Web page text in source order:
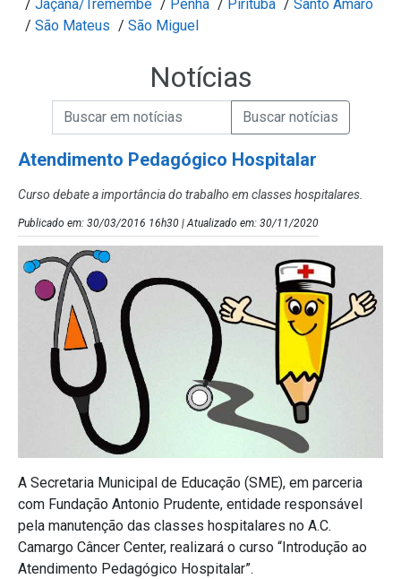
/ Jaçanã/Tremembé / Penha / Pirituba / Santo Amaro
/ São Mateus / São Miguel
Notícias
Campo de Busca de Notícias
Campo de Busca de informaçõesEnviar a Busca de Notícias
Atendimento Pedagógico Hospitalar
Curso debate a importância do trabalho em classes hospitalares.
Publicado em: 30/03/2016 16h30 | Atualizado em: 30/11/2020
A Secretaria Municipal de Educação (SME), em parceria
com Fundação Antonio Prudente, entidade responsável
pela manutenção das classes hospitalares no A.C.
Camargo Câncer Center, realizará o curso “Introdução ao
Atendimento Pedagógico Hospitalar”.